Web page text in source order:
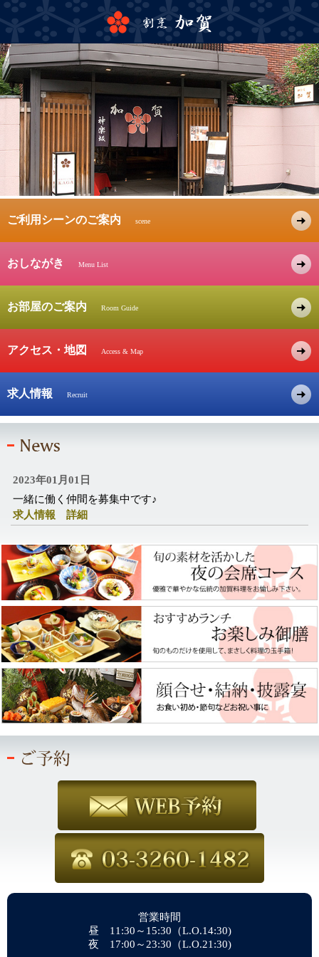
ご利用シーンのご案内 scene
おしながき Menu List
お部屋のご案内 Room Guide
アクセス・地図 Access & Map
求人情報 Recruit
2023年01月01日
一緒に働く仲間を募集中です♪
求人情報 詳細
営業時間
昼 11:30～15:30（L.O.14:30)
夜 17:00～23:30（L.O.21:30)